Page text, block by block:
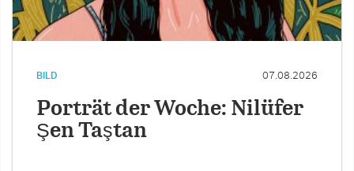
BILD 07.08.2026
Porträt der Woche: Nilüfer
Şen Taştan